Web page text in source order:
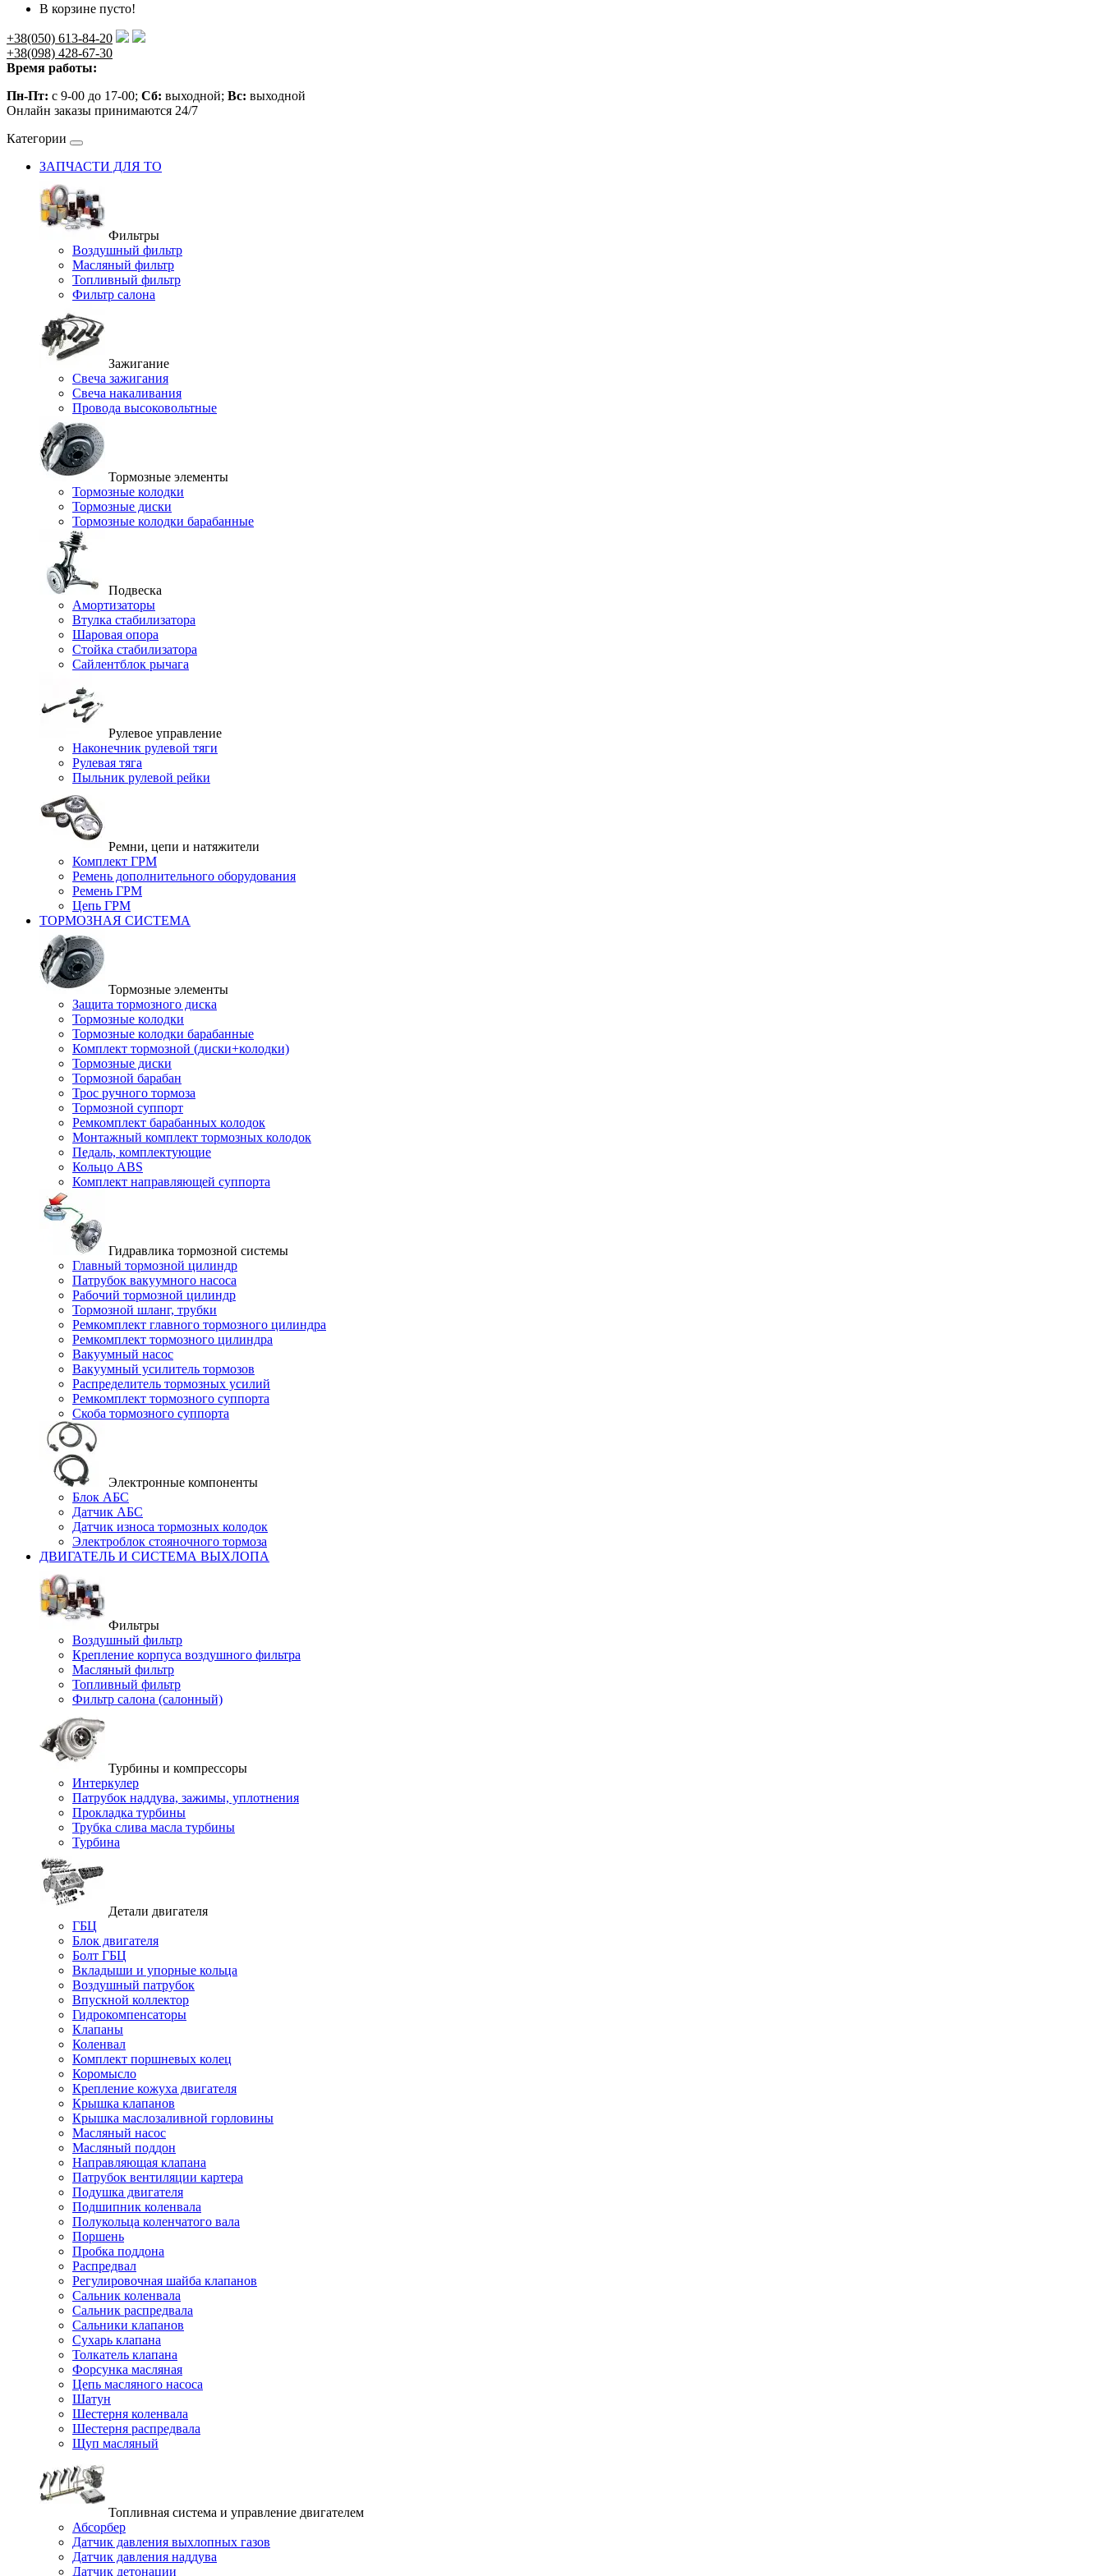
В корзине пусто!
+38(050) 613-84-20
+38(098) 428-67-30
Время работы:
Пн-Пт: с 9-00 до 17-00; Сб: выходной; Вс: выходной
Онлайн заказы принимаются 24/7
Категории
ЗАПЧАСТИ ДЛЯ ТО
Фильтры
Воздушный фильтр
Масляный фильтр
Топливный фильтр
Фильтр салона
Зажигание
Свеча зажигания
Свеча накаливания
Провода высоковольтные
Тормозные элементы
Тормозные колодки
Тормозные диски
Тормозные колодки барабанные
Подвеска
Амортизаторы
Втулка стабилизатора
Шаровая опора
Стойка стабилизатора
Сайлентблок рычага
Рулевое управление
Наконечник рулевой тяги
Рулевая тяга
Пыльник рулевой рейки
Ремни, цепи и натяжители
Комплект ГРМ
Ремень дополнительного оборудования
Ремень ГРМ
Цепь ГРМ
ТОРМОЗНАЯ СИСТЕМА
Тормозные элементы
Защита тормозного диска
Тормозные колодки
Тормозные колодки барабанные
Комплект тормозной (диски+колодки)
Тормозные диски
Тормозной барабан
Трос ручного тормоза
Тормозной суппорт
Ремкомплект барабанных колодок
Монтажный комплект тормозных колодок
Педаль, комплектующие
Кольцо ABS
Комплект направляющей суппорта
Гидравлика тормозной системы
Главный тормозной цилиндр
Патрубок вакуумного насоса
Рабочий тормозной цилиндр
Тормозной шланг, трубки
Ремкомплект главного тормозного цилиндра
Ремкомплект тормозного цилиндра
Вакуумный насос
Вакуумный усилитель тормозов
Распределитель тормозных усилий
Ремкомплект тормозного суппорта
Скоба тормозного суппорта
Электронные компоненты
Блок АБС
Датчик АБС
Датчик износа тормозных колодок
Электроблок стояночного тормоза
ДВИГАТЕЛЬ И СИСТЕМА ВЫХЛОПА
Фильтры
Воздушный фильтр
Крепление корпуса воздушного фильтра
Масляный фильтр
Топливный фильтр
Фильтр салона (салонный)
Турбины и компрессоры
Интеркулер
Патрубок наддува, зажимы, уплотнения
Прокладка турбины
Трубка слива масла турбины
Турбина
Детали двигателя
ГБЦ
Блок двигателя
Болт ГБЦ
Вкладыши и упорные кольца
Воздушный патрубок
Впускной коллектор
Гидрокомпенсаторы
Клапаны
Коленвал
Комплект поршневых колец
Коромысло
Крепление кожуха двигателя
Крышка клапанов
Крышка маслозаливной горловины
Масляный насос
Масляный поддон
Направляющая клапана
Патрубок вентиляции картера
Подушка двигателя
Подшипник коленвала
Полукольца коленчатого вала
Поршень
Пробка поддона
Распредвал
Регулировочная шайба клапанов
Сальник коленвала
Сальник распредвала
Сальники клапанов
Сухарь клапана
Толкатель клапана
Форсунка масляная
Цепь масляного насоса
Шатун
Шестерня коленвала
Шестерня распредвала
Щуп масляный
Топливная система и управление двигателем
Абсорбер
Датчик давления выхлопных газов
Датчик давления наддува
Датчик детонации